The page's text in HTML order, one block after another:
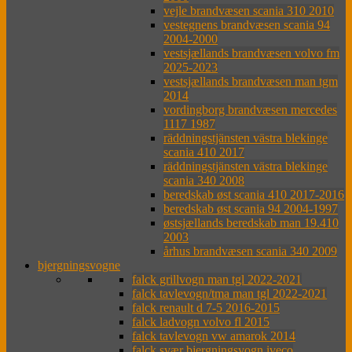
vejle brandvæsen scania 310 2010
vestegnens brandvæsen scania 94
2004-2000
vestsjællands brandvæsen volvo fm
2025-2023
vestsjællands brandvæsen man tgm
2014
vordingborg brandvæsen mercedes
1117 1987
räddningstjänsten västra blekinge
scania 410 2017
räddningstjänsten västra blekinge
scania 340 2008
beredskab øst scania 410 2017-2016
beredskab øst scania 94 2004-1997
østsjællands beredskab man 19.410
2003
århus brandvæsen scania 340 2009
bjergningsvogne
falck grillvogn man tgl 2022-2021
falck tavlevogn/tma man tgl 2022-2021
falck renault d 7-5 2016-2015
falck ladvogn volvo fl 2015
falck tavlevogn vw amarok 2014